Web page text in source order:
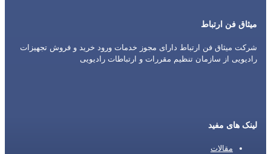
میثاق فن ارتباط
شرکت میثاق فن ارتباط دارای مجوز خدمات ورود خرید و فروش تجهیزات
رادیویی از سازمان تنظیم مقررات و ارتباطات رادیویی
لینک های مفید
مقالات